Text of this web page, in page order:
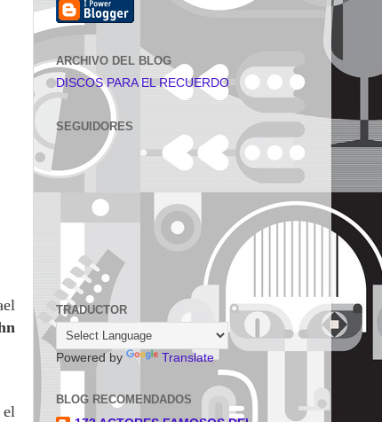
ARCHIVO DEL BLOG
DISCOS PARA EL RECUERDO
SEGUIDORES
TRADUCTOR
Powered by Translate
BLOG RECOMENDADOS